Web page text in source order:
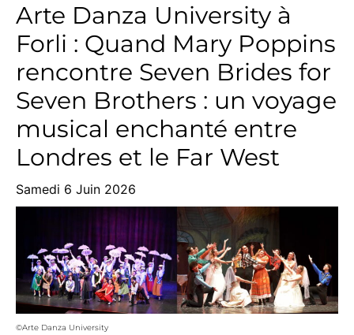
Arte Danza University à
Forli : Quand Mary Poppins
rencontre Seven Brides for
Seven Brothers : un voyage
musical enchanté entre
Londres et le Far West
Samedi 6 Juin 2026
©Arte Danza University